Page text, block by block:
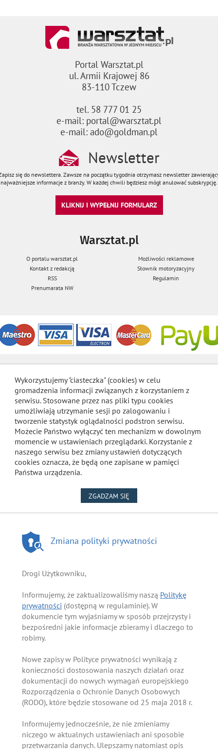
Portal Warsztat.pl
ul. Armii Krajowej 86
83-110 Tczew
tel. 58 777 01 25
e-mail: portal@warsztat.pl
e-mail: ado@goldman.pl
Newsletter
się do newslettera. Zawsze na początku tygodnia otrzymasz newsletter
najważniejsze informacje z branży. W każdej chwili będziesz mógł anulować subskrypcję.
KLIKNIJ I WYPEŁNIJ FORMULARZ
Warsztat.pl
O portalu warsztat.pl
Możliwości reklamowe
Kontakt z redakcją
Słownik motoryzacyjny
RSS
Regulamin
Prenumarata NW
Wykorzystujemy "ciasteczka" (cookies) w celu
gromadzenia informacji związanych z korzystaniem z
serwisu. Stosowane przez nas pliki typu cookies
umożliwiają utrzymanie sesji po zalogowaniu i
tworzenie statystyk oglądalności podstron serwisu.
Możecie Państwo wyłączyć ten mechanizm w dowolnym
momencie w ustawieniach przeglądarki. Korzystanie z
naszego serwisu bez zmiany ustawień dotyczących
cookies oznacza, że będą one zapisane w pamięci
Państwa urządzenia.
ZGADZAM SIĘ
Zmiana polityki prywatności
Drogi Użytkowniku,
Informujemy, że zaktualizowaliśmy naszą Politykę
prywatności (dostępną w regulaminie). W
dokumencie tym wyjaśniamy w sposób przejrzysty i
bezpośredni jakie informacje zbieramy i dlaczego to
robimy.
Nowe zapisy w Polityce prywatności wynikają z
konieczności dostosowania naszych działań oraz
dokumentacji do nowych wymagań europejskiego
Rozporządzenia o Ochronie Danych Osobowych
(RODO), które będzie stosowane od 25 maja 2018 r.
Informujemy jednocześnie, że nie zmieniamy
niczego w aktualnych ustawieniach ani sposobie
przetwarzania danych. Ulepszamy natomiast opis